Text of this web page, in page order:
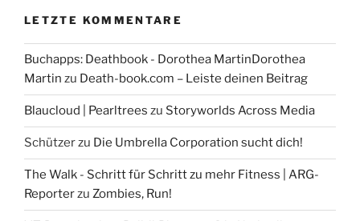
LETZTE KOMMENTARE
Buchapps: Deathbook - Dorothea MartinDorothea
Martin zu Death-book.com – Leiste deinen Beitrag
Blaucloud | Pearltrees zu Storyworlds Across Media
Schützerzu Die Umbrella Corporation sucht dich!
The Walk - Schritt für Schritt zu mehr Fitness | ARG-
Reporterzu Zombies, Run!